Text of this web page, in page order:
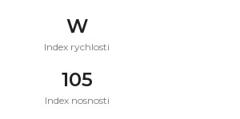
W
Index rychlosti
105
Index nosnosti